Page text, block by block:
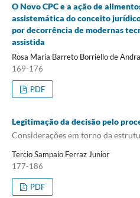
O Novo CPC e a ação de
assistemática do conceito
por decorrência de modernas
assistida
Rosa Maria Barreto Borriello de
169-176
PDF
Legitimação da decisão pelo
Considerações em torno da
Tercio Sampaio Ferraz Junior
177-186
PDF